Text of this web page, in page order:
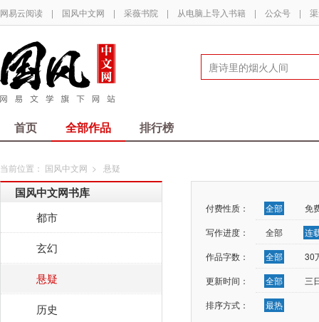
网易云阅读 | 国风中文网 | 采薇书院 | 从电脑上导入书籍 | 公众号 |
首页 全部作品 排行榜
当前位置： 国风中文网 > 悬疑
国风中文网书库
都市
玄幻
悬疑
历史
付费性质： 全部
免
写作进度：
全部
连
作品字数：
全部
30
更新时间：
全部
三
排序方式：
最热